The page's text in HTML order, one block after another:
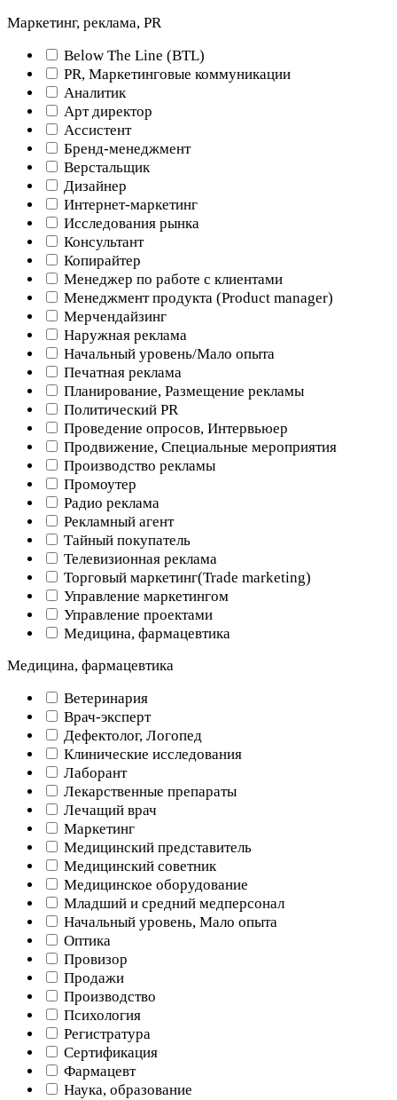
Маркетинг, реклама, PR
Below The Line (BTL)
PR, Маркетинговые коммуникации
Аналитик
Арт директор
Ассистент
Бренд-менеджмент
Верстальщик
Дизайнер
Интернет-маркетинг
Исследования рынка
Консультант
Копирайтер
Менеджер по работе с клиентами
Менеджмент продукта (Product manager)
Мерчендайзинг
Наружная реклама
Начальный уровень/Мало опыта
Печатная реклама
Планирование, Размещение рекламы
Политический PR
Проведение опросов, Интервьюер
Продвижение, Специальные мероприятия
Производство рекламы
Промоутер
Радио реклама
Рекламный агент
Тайный покупатель
Телевизионная реклама
Торговый маркетинг(Trade marketing)
Управление маркетингом
Управление проектами
Медицина, фармацевтика
Медицина, фармацевтика
Ветеринария
Врач-эксперт
Дефектолог, Логопед
Клинические исследования
Лаборант
Лекарственные препараты
Лечащий врач
Маркетинг
Медицинский представитель
Медицинский советник
Медицинское оборудование
Младший и средний медперсонал
Начальный уровень, Мало опыта
Оптика
Провизор
Продажи
Производство
Психология
Регистратура
Сертификация
Фармацевт
Наука, образование